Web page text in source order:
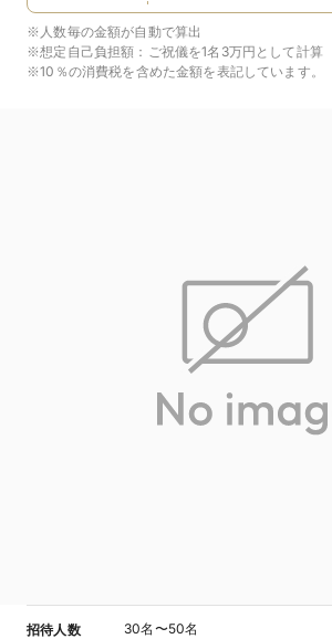
※人数毎の金額が自動で算出
※想定自己負担額： ご祝儀を1名3万円 として計算
※10％の消費税を含めた金額を表記しています。
招待人数 30名〜50名